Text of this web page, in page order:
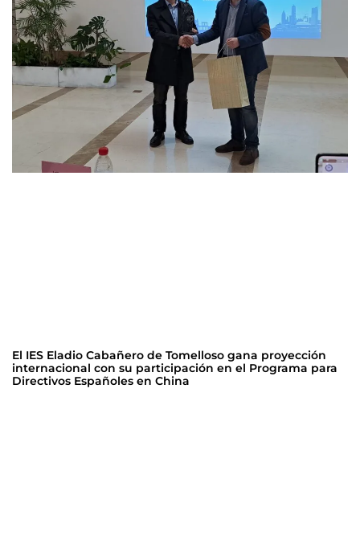
El IES Eladio Cabañero de Tomelloso gana proyección
internacional con su participación en el Programa para
Directivos Españoles en China